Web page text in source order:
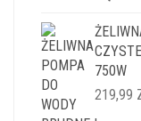
750W
219,99